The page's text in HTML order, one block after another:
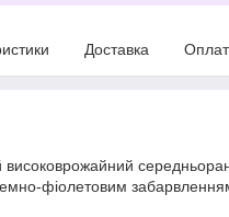
Доставка
фіолетовим